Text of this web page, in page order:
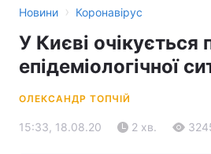
Новини › Коронавірус
У Києві очікується
епідеміологічної
ОЛЕКСАНДР ТОПЧІЙ
15:33, 18.08.20 2 хв.